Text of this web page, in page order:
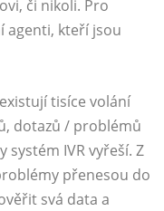
či nikoli. Pro
agenti, kteří jsou
tisíce volání
dotazů / problémů
IVR vyřeší. Z
přenesou do
svá data a